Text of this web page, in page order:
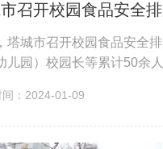
召开校园食品安全
塔城市召开校园食品安全
儿园）校园长等累计50余
间：2024-01-09